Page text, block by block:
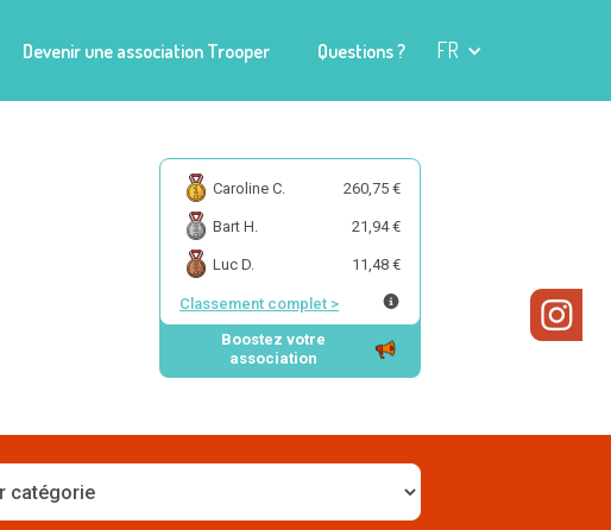
Devenir une association Trooper Questions ? FR
Caroline C. 260,75 €
Bart H. 21,94 €
Luc D. 11,48 €
Classement complet >
Boostez votre
association